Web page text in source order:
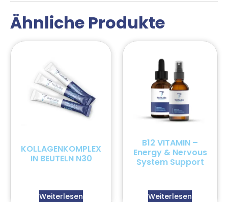
Ähnliche Produkte
KOLLAGENKOMPLEX
IN BEUTELN N30
Weiterlesen
B12 VITAMIN –
Energy & Nervous
System Support
Weiterlesen